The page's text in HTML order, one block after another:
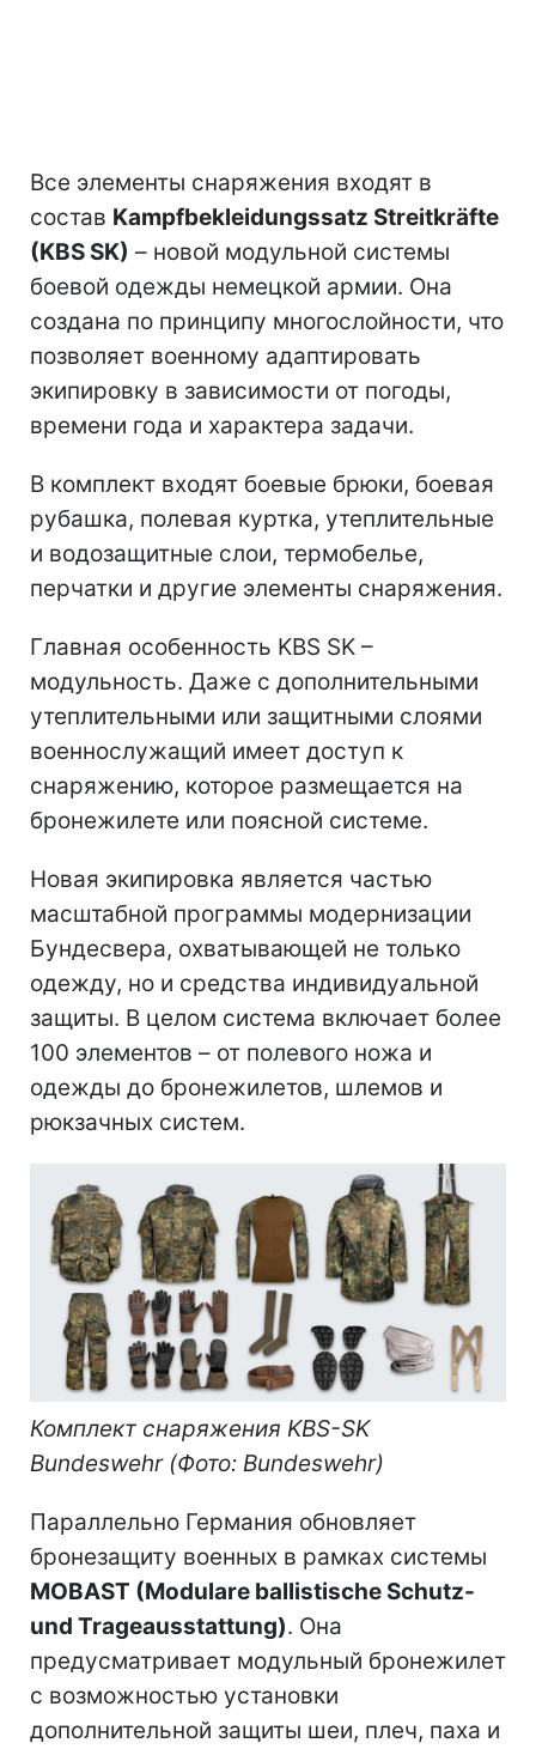
Все элементы снаряжения входят в
состав Kampfbekleidungssatz Streitkräfte
(KBS SK) – новой модульной системы
боевой одежды немецкой армии. Она
создана по принципу многослойности, что
позволяет военному адаптировать
экипировку в зависимости от погоды,
времени года и характера задачи.
В комплект входят боевые брюки, боевая
рубашка, полевая куртка, утеплительные
и водозащитные слои, термобелье,
перчатки и другие элементы снаряжения.
Главная особенность KBS SK –
модульность. Даже с дополнительными
утеплительными или защитными слоями
военнослужащий имеет доступ к
снаряжению, которое размещается на
бронежилете или поясной системе.
Новая экипировка является частью
масштабной программы модернизации
Бундесвера, охватывающей не только
одежду, но и средства индивидуальной
защиты. В целом система включает более
100 элементов – от полевого ножа и
одежды до бронежилетов, шлемов и
рюкзачных систем.
Комплект снаряжения KBS-SK
Bundeswehr (Фото: Bundeswehr)
Параллельно Германия обновляет
бронезащиту военных в рамках системы
MOBAST (Modulare ballistische Schutz-
und Trageausstattung). Она
предусматривает модульный бронежилет
с возможностью установки
дополнительной защиты шеи, плеч, паха и